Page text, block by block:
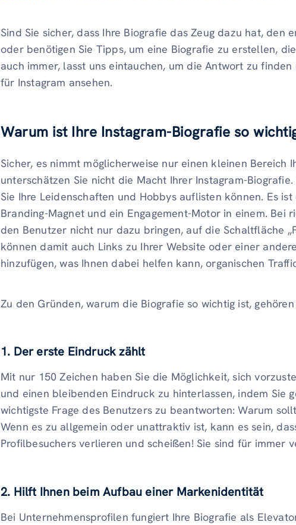
Sind Sie sicher, dass Ihre Biografie das Zeug dazu hat, den
oder benötigen Sie Tipps, um eine Biografie zu erstellen,
auch immer, lasst uns eintauchen, um die Antwort zu
für Instagram ansehen.
Warum ist Ihre Instagram-Biografie so
Sicher, es nimmt möglicherweise nur einen kleinen Bereich
unterschätzen Sie nicht die Macht Ihrer Instagram-
Sie Ihre Leidenschaften und Hobbys auflisten können. Es
Branding-Magnet und ein Engagement-Motor in einem. Bei
den Benutzer nicht nur dazu bringen, auf die Schaltfläche
können damit auch Links zu Ihrer Website oder einer
hinzufügen, was Ihnen dabei helfen kann, organischen
Zu den Gründen, warum die Biografie so wichtig ist,
1. Der erste Eindruck zählt
Mit nur 150 Zeichen haben Sie die Möglichkeit, sich
und einen bleibenden Eindruck zu hinterlassen, indem Sie
wichtigste Frage des Benutzers zu beantworten: Warum
Wenn es zu allgemein oder unattraktiv ist, kann es sein,
Profilbesuchers verlieren und scheißen! Sie sind für immer
2. Hilft Ihnen beim Aufbau einer Markenidentität
Bei Unternehmensprofilen fungiert Ihre Biografie als